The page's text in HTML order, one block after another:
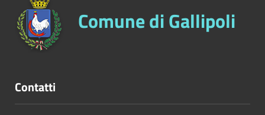
Comune di Gallipoli
Contatti